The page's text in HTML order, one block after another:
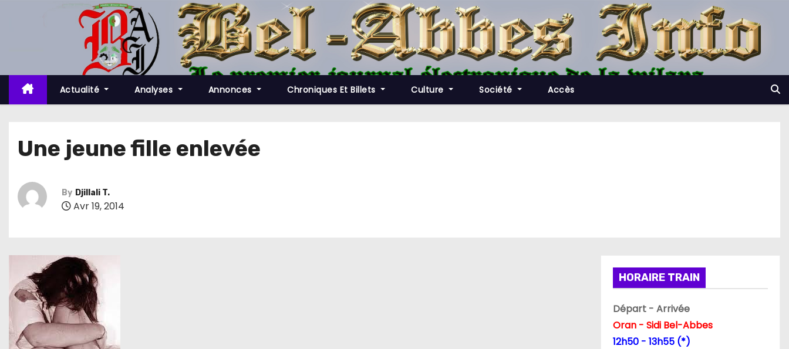
t
c
Actualité Analyses Annonces Chroniques Et Billets Culture Société Accès
Une jeune fille enlevée
By Djillali T.
Avr 19, 2014
HORAIRE TRAIN
Départ - Arrivée
Oran - Sidi Bel-Abbes
12h50 - 13h55 (*)